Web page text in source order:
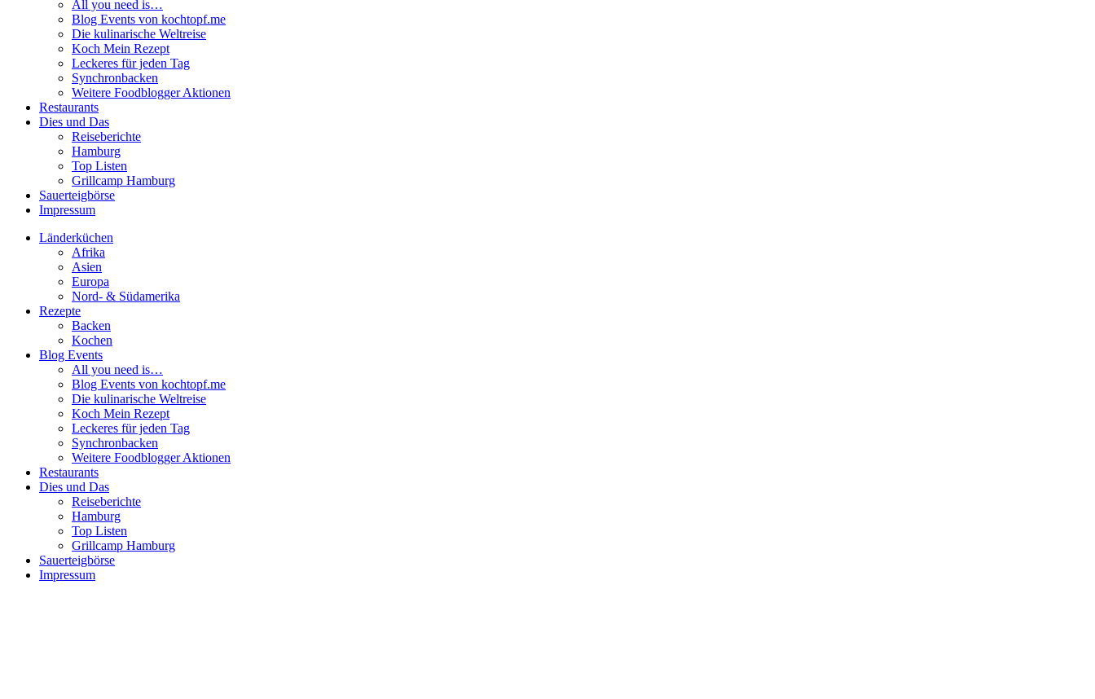
All you need is…
Blog Events von kochtopf.me
Die kulinarische Weltreise
Koch Mein Rezept
Leckeres für jeden Tag
Synchronbacken
Weitere Foodblogger Aktionen
Restaurants
Dies und Das
Reiseberichte
Hamburg
Top Listen
Grillcamp Hamburg
Sauerteigbörse
Impressum
Länderküchen
Afrika
Asien
Europa
Nord- & Südamerika
Rezepte
Backen
Kochen
Blog Events
All you need is…
Blog Events von kochtopf.me
Die kulinarische Weltreise
Koch Mein Rezept
Leckeres für jeden Tag
Synchronbacken
Weitere Foodblogger Aktionen
Restaurants
Dies und Das
Reiseberichte
Hamburg
Top Listen
Grillcamp Hamburg
Sauerteigbörse
Impressum